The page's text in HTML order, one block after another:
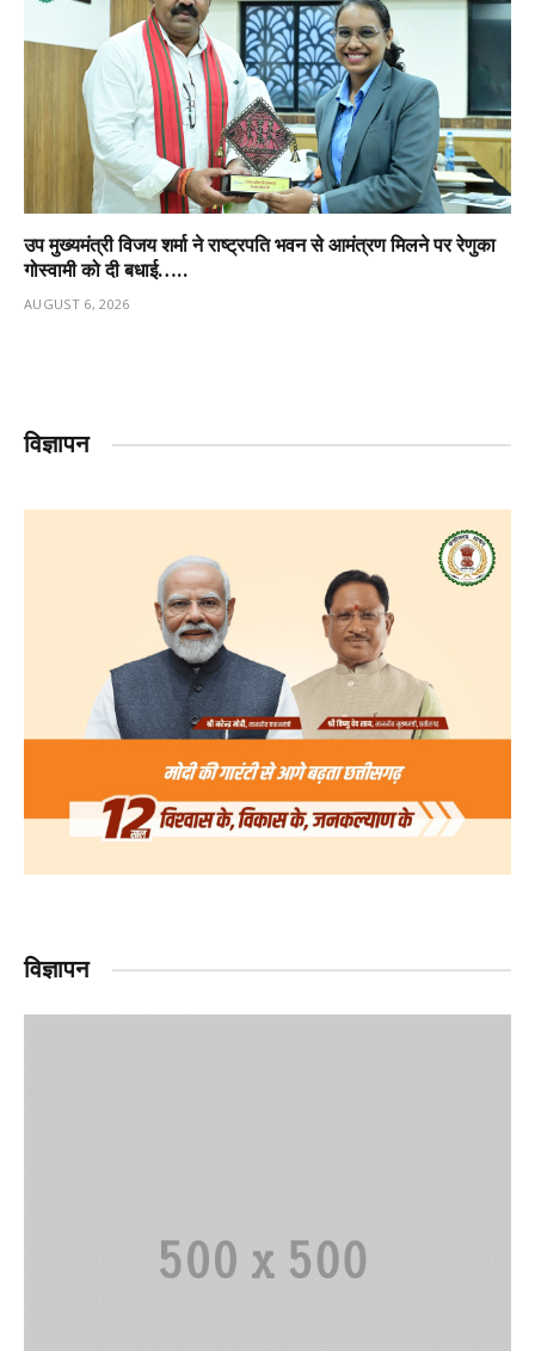
उप मुख्यमंत्री विजय शर्मा ने राष्ट्रपति भवन से आमंत्रण मिलने पर रेणुका
गोस्वामी को दी बधाई…..
AUGUST 6, 2026
विज्ञापन
विज्ञापन